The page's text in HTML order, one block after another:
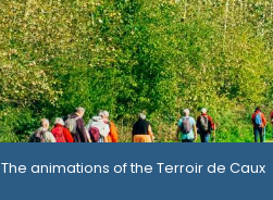
The animations of the Terroir de Caux